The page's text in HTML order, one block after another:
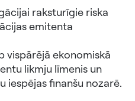
raksturīgie riska
emitenta
vispārējā ekonomiskā
likmju līmenis un
iespējas finanšu nozarē.